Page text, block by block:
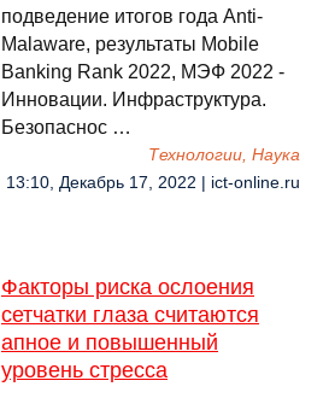
подведение итогов года Anti-
Malaware, результаты Mobile
Banking Rank 2022, МЭФ 2022 -
Инновации. Инфраструктура.
Безопаснос …
Технологии, Наука
13:10, Декабрь 17, 2022 | ict-online.ru
Факторы риска ослоения
сетчатки глаза считаются
апное и повышенный
уровень стресса